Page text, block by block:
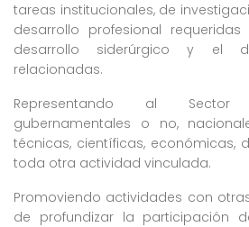
tareas institucionales, de
desarrollo profesional
desarrollo siderúrgico y el
relacionadas.
Representando al
gubernamentales o no,
técnicas, científicas, económicas,
toda otra actividad vinculada.
Promoviendo actividades con
de profundizar la participación